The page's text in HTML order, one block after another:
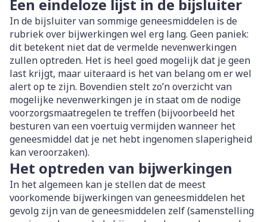
Een eindeloze lijst in de bijsluiter
In de bijsluiter van sommige geneesmiddelen is de
rubriek over bijwerkingen wel erg lang. Geen paniek:
dit betekent niet dat de vermelde nevenwerkingen
zullen optreden. Het is heel goed mogelijk dat je geen
last krijgt, maar uiteraard is het van belang om er wel
alert op te zijn. Bovendien stelt zo’n overzicht van
mogelijke nevenwerkingen je in staat om de nodige
voorzorgsmaatregelen te treffen (bijvoorbeeld het
besturen van een voertuig vermijden wanneer het
geneesmiddel dat je net hebt ingenomen slaperigheid
kan veroorzaken).
Het optreden van bijwerkingen
In het algemeen kan je stellen dat de meest
voorkomende bijwerkingen van geneesmiddelen het
gevolg zijn van de geneesmiddelen zelf (samenstelling